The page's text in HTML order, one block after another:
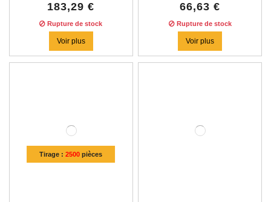
183,29 €
Rupture de stock
Voir plus
66,63 €
Rupture de stock
Voir plus
Tirage :2500 pièces